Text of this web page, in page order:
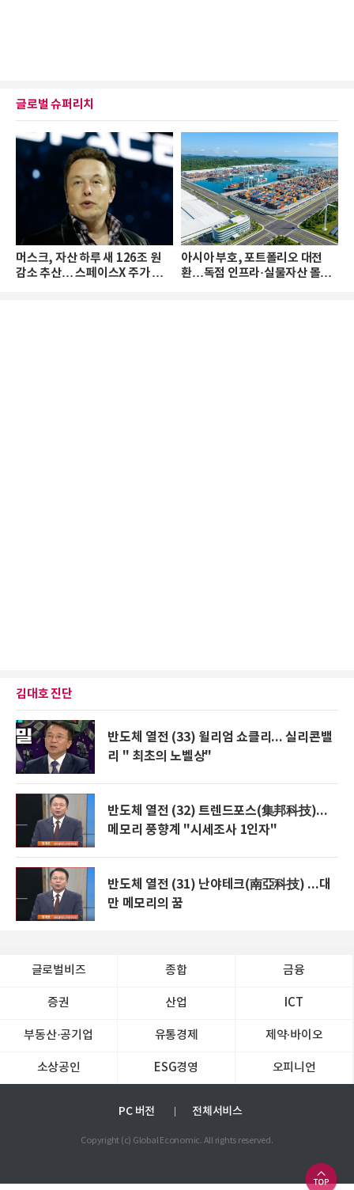
글로벌 슈퍼리치
머스크, 자산 하루 새 126조 원
감소 추산… 스페이스X 주가 하
아시아 부호, 포트폴리오 대전
환…독점 인프라·실물자산 몰린
김대호 진단
반도체 열전 (33) 윌리엄 쇼클리... 실리콘밸
리 " 최초의 노벨상"
반도체 열전 (32) 트렌드포스(集邦科技)...
메모리 풍향계 "시세조사 1인자"
반도체 열전 (31) 난야테크(南亞科技) ...대
만 메모리의 꿈
글로벌비즈 종합 금융
증권 산업 ICT
부동산·공기업 유통경제 제약∙바이오
소상공인 ESG경영 오피니언
PC 버전 전체서비스
Copyright (c) Global Economic. All rights reserved.